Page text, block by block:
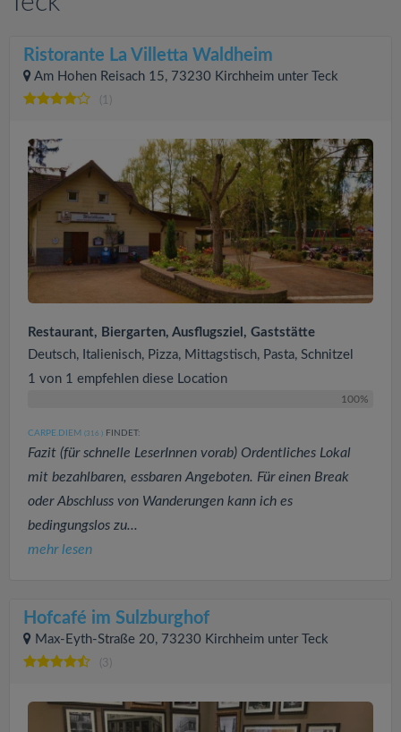
Ristorante La Villetta Waldheim
Am Hohen Reisach 15, 73230 Kirchheim unter Teck
(1)
Restaurant, Biergarten, Ausflugsziel, Gaststätte
Deutsch, Italienisch, Pizza, Mittagstisch, Pasta, Schnitzel
1 von 1 empfehlen diese Location
100%
CARPE.DIEM (316 ) FINDET:
Fazit (für schnelle LeserInnen vorab) Ordentliches Lokal
mit bezahlbaren, essbaren Angeboten. Für einen Break
oder Abschluss von Wanderungen kann ich es
bedingungslos zu...
mehr lesen
Hofcafé im Sulzburghof
Max-Eyth-Straße 20, 73230 Kirchheim unter Teck
(3)